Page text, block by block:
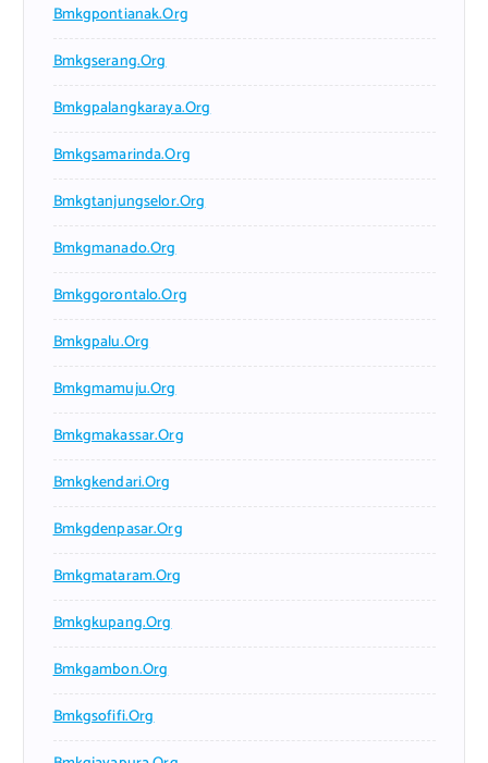
Bmkgpontianak.org
Bmkgserang.org
Bmkgpalangkaraya.org
Bmkgsamarinda.org
Bmkgtanjungselor.org
Bmkgmanado.org
Bmkggorontalo.org
Bmkgpalu.org
Bmkgmamuju.org
Bmkgmakassar.org
Bmkgkendari.org
Bmkgdenpasar.org
Bmkgmataram.org
Bmkgkupang.org
Bmkgambon.org
Bmkgsofifi.org